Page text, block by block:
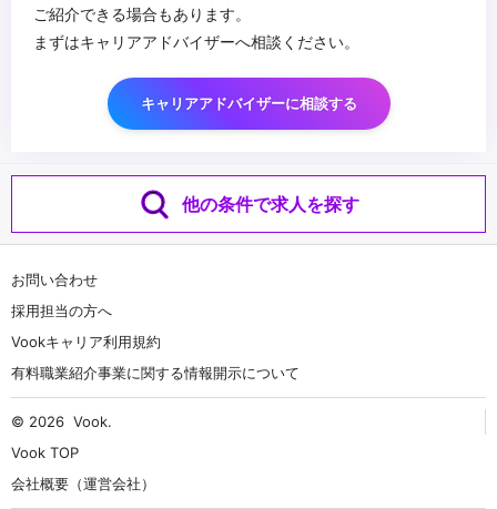
ご紹介できる場合もあります。
まずはキャリアアドバイザーへ相談ください。
キャリアアドバイザーに相談する
他の条件で求人を探す
お問い合わせ
採用担当の方へ
Vookキャリア利用規約
有料職業紹介事業に関する情報開示について
© 2026 Vook.
Vook TOP
会社概要（運営会社）